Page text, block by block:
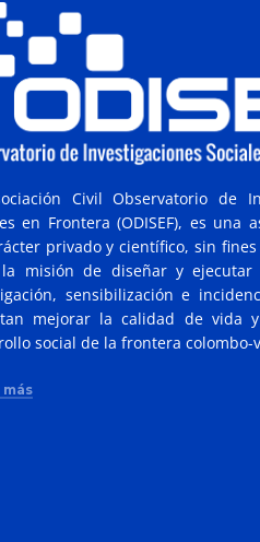
Civil Observatorio de
en Frontera (ODISEF), es una
privado y científico, sin
misión de diseñar y ejecutar
sensibilización e
mejorar la calidad de vida
social de la frontera colombo-
más